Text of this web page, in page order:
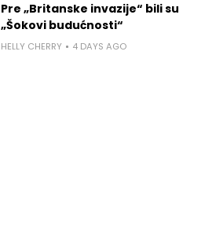
Pre „Britanske invazije“ bili su
„Šokovi budućnosti“
HELLY CHERRY 4 DAYS AGO